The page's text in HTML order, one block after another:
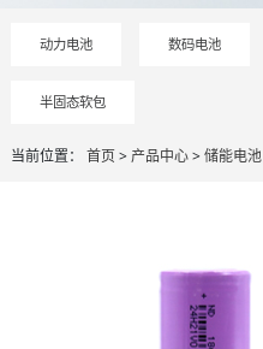
动力电池 数码电池
半固态软包
当前位置： 首页>产品中心>储能电池